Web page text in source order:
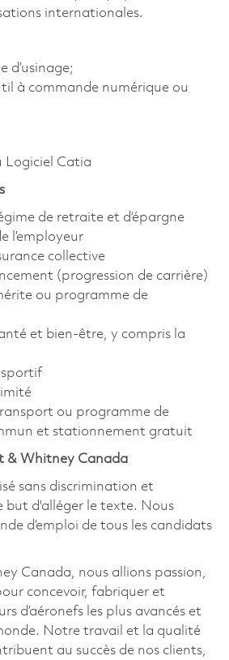
internationales.
d’usinage;
à commande numérique ou
Logiciel Catia
de retraite et d’épargne
l’employeur
collective
(progression de carrière)
ou programme de
et bien-être, y compris la
ou programme de
et stationnement gratuit
& Whitney Canada
sans discrimination et
but d'alléger le texte. Nous
d’emploi de tous les candidats
Canada, nous allions passion,
concevoir, fabriquer et
d’aéronefs les plus avancés et
Notre travail et la qualité
au succès de nos clients,